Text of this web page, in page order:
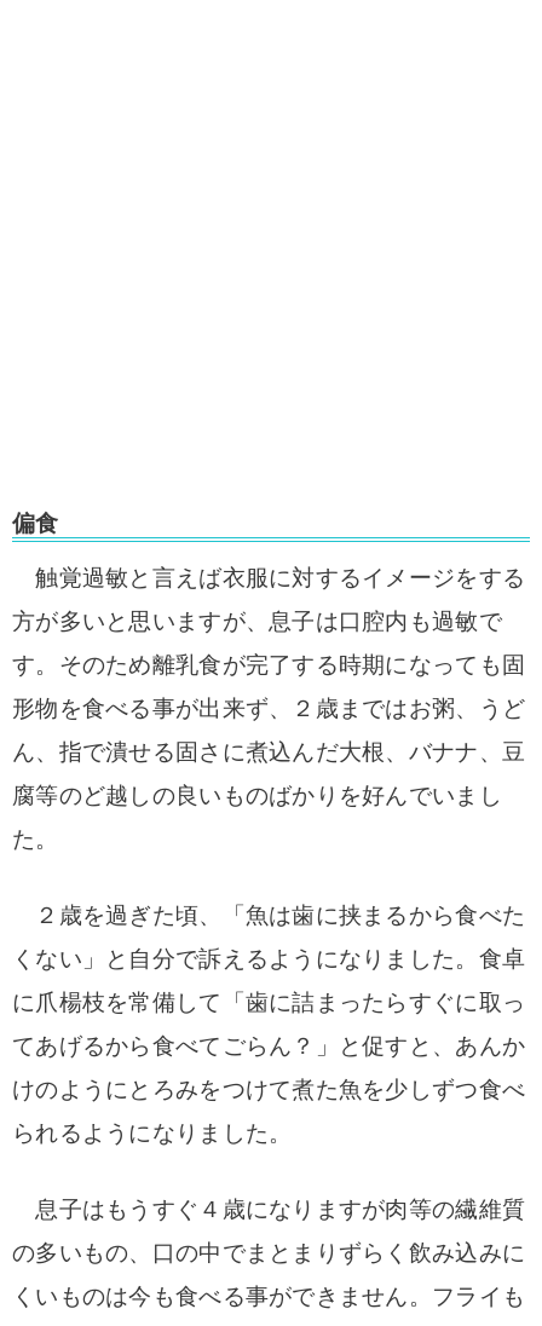
偏食
触覚過敏と言えば衣服に対するイメージをする
方が多いと思いますが、息子は口腔内も過敏で
す。そのため離乳食が完了する時期になっても固
形物を食べる事が出来ず、２歳まではお粥、うど
ん、指で潰せる固さに煮込んだ大根、バナナ、豆
腐等のど越しの良いものばかりを好んでいまし
た。
２歳を過ぎた頃、「魚は歯に挟まるから食べた
くない」と自分で訴えるようになりました。食卓
に爪楊枝を常備して「歯に詰まったらすぐに取っ
てあげるから食べてごらん？」と促すと、あんか
けのようにとろみをつけて煮た魚を少しずつ食べ
られるようになりました。
息子はもうすぐ４歳になりますが肉等の繊維質
の多いもの、口の中でまとまりずらく飲み込みに
くいものは今も食べる事ができません。フライも